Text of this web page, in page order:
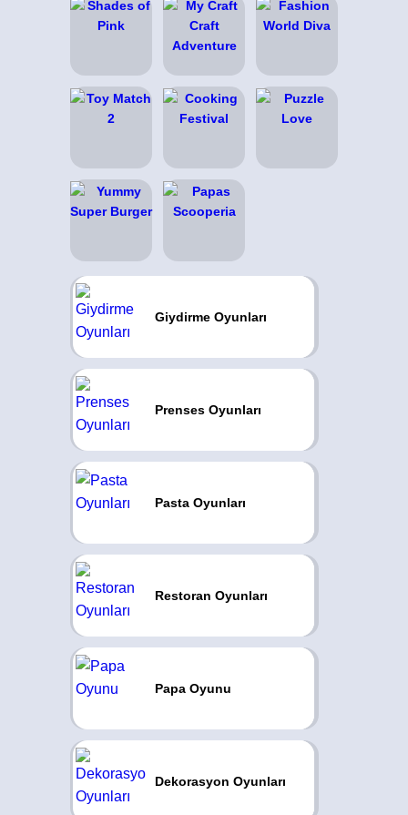
Giydirme Oyunları
Prenses Oyunları
Pasta Oyunları
Restoran Oyunları
Papa Oyunu
Dekorasyon Oyunları